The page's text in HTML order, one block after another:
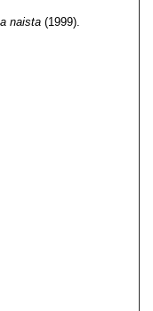
naista (1999).